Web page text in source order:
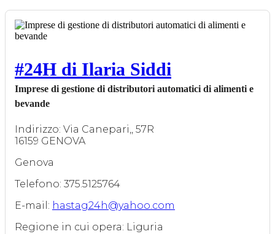
#24H di Ilaria Siddi
Imprese di gestione di distributori automatici di alimenti e
bevande
Indirizzo: Via Canepari,, 57R
16159 GENOVA
Genova
Telefono: 375.5125764
E-mail: hastag24h@yahoo.com
Regione in cui opera: Liguria